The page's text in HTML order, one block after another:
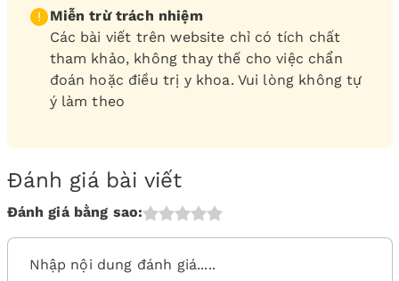
Miễn trừ trách nhiệm
Các bài viết trên website chỉ có tích chất
tham khảo, không thay thế cho việc chẩn
đoán hoặc điều trị y khoa. Vui lòng không tự
ý làm theo
Đánh giá bài viết
Đánh giá bằng sao: